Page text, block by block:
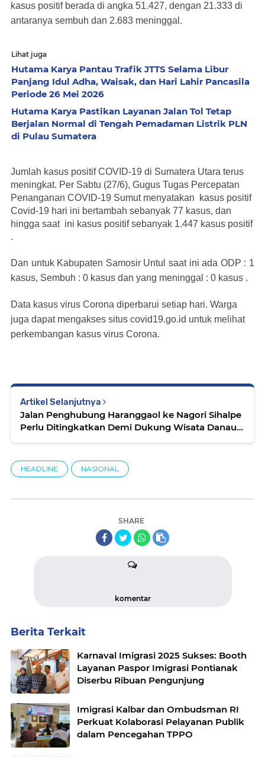
kasus positif berada di angka 51.427, dengan 21.333 di
antaranya sembuh dan 2.683 meninggal.
Lihat juga
Hutama Karya Pantau Trafik JTTS Selama Libur
Panjang Idul Adha, Waisak, dan Hari Lahir Pancasila
Periode 26 Mei 2026
Hutama Karya Pastikan Layanan Jalan Tol Tetap
Berjalan Normal di Tengah Pemadaman Listrik PLN
di Pulau Sumatera
Jumlah kasus positif COVID-19 di Sumatera Utara terus
meningkat. Per Sabtu (27/6), Gugus Tugas Percepatan
Penanganan COVID-19 Sumut menyatakan kasus positif
Covid-19 hari ini bertambah sebanyak 77 kasus, dan
hingga saat ini kasus positif sebanyak 1.447 kasus positif
.
Dan untuk Kabupaten Samosir Untul saat ini ada ODP : 1
kasus, Sembuh : 0 kasus dan yang meninggal : 0 kasus .
Data kasus virus Corona diperbarui setiap hari. Warga
juga dapat mengakses situs covid19.go.id untuk melihat
perkembangan kasus virus Corona.
Artikel Selanjutnya
Jalan Penghubung Haranggaol ke Nagori Sihalpe
Perlu Ditingkatkan Demi Dukung Wisata Danau
HEADLINE NASIONAL
SHARE
komentar
Berita Terkait
Karnaval Imigrasi 2025 Sukses: Booth
Layanan Paspor Imigrasi Pontianak
Diserbu Ribuan Pengunjung
Imigrasi Kalbar dan Ombudsman RI
Perkuat Kolaborasi Pelayanan Publik
dalam Pencegahan TPPO